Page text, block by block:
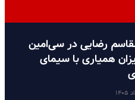
رضایی در سی‌امین
همیاری با سیمای